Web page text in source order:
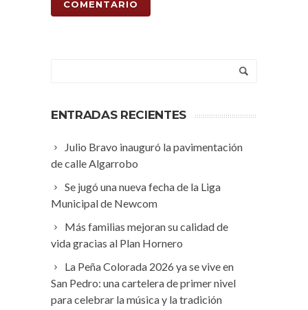
ENTRADAS RECIENTES
Julio Bravo inauguró la pavimentación
de calle Algarrobo
Se jugó una nueva fecha de la Liga
Municipal de Newcom
Más familias mejoran su calidad de
vida gracias al Plan Hornero
La Peña Colorada 2026 ya se vive en
San Pedro: una cartelera de primer nivel
para celebrar la música y la tradición